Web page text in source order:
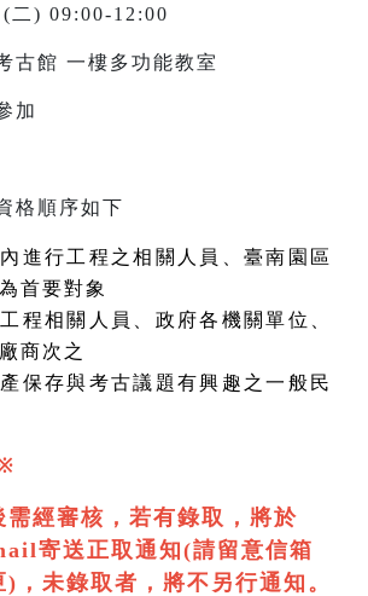
二) 09:00-12:00
古館 一樓多功能教室
加
格順序如下
進行工程之相關人員、臺南園區
首要對象
程相關人員、政府各機關單位、
商次之
保存與考古議題有興趣之一般民
需經審核，若有錄取，將於
寄送正取通知(請留意信箱
，未錄取者，將不另行通知。